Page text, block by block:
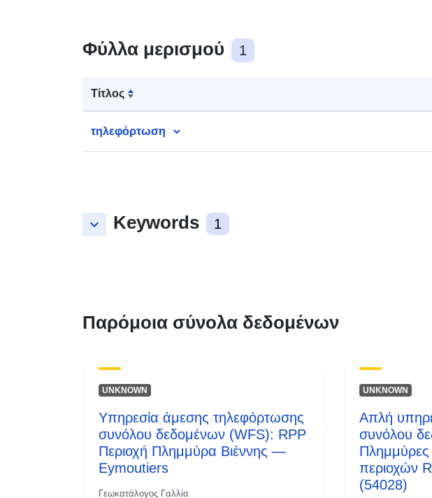
Φύλλα μερισμού 1
Τίτλος
τηλεφόρτωση
keyboard_arrow_down Keywords 1
Παρόμοια σύνολα δεδομένων
UNKNOWN
Υπηρεσία άμεσης τηλεφόρτωσης
συνόλου δεδομένων (WFS): RPP
Περιοχή Πλημμύρα Βιέννης —
Eymoutiers
Γεωκατάλογος Γαλλία
UNKNOWN
Απλή
συνόλου
Πλημμύρες
περιοχών
(54028)